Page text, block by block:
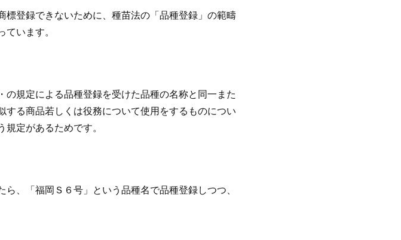
登録できないために、種苗法の「品種登録」の範疇
います。
規定による品種登録を受けた品種の名称と同一また
る商品若しくは役務について使用をするものについ
定があるためです。
、「福岡Ｓ６号」という品種名で品種登録しつつ、